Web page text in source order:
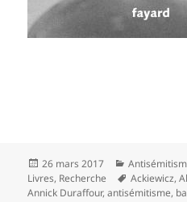
Publié
le
26 mars 2017 Catégories
Livres, Recherche
Mots-
clés
Ackiewicz,
Annick Duraffour,antisémitisme,